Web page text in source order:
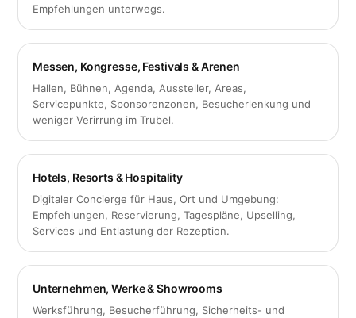
Empfehlungen unterwegs.
Messen, Kongresse, Festivals & Arenen
Hallen, Bühnen, Agenda, Aussteller, Areas,
Servicepunkte, Sponsorenzonen, Besucherlenkung und
weniger Verirrung im Trubel.
Hotels, Resorts & Hospitality
Digitaler Concierge für Haus, Ort und Umgebung:
Empfehlungen, Reservierung, Tagespläne, Upselling,
Services und Entlastung der Rezeption.
Unternehmen, Werke & Showrooms
Werksführung, Besucherführung, Sicherheits- und